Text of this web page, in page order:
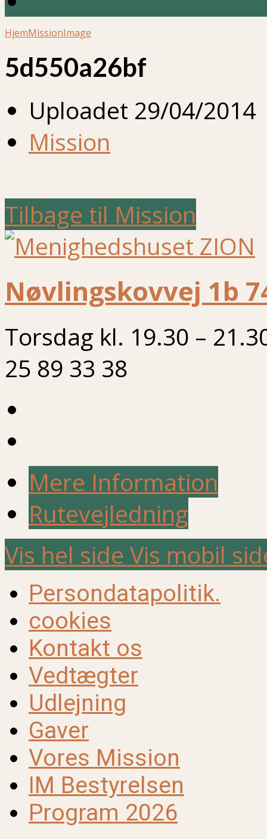
HjemMissionImage
5d550a26bf
Uploadet 29/04/2014
Mission
Tilbage til Mission
Nøvlingskovvej 1b
Torsdag kl. 19.30 –
25 89 33 38
Mere Information
Rutevejledning
Vis hel side Vis mobil
Persondatapolitik.
cookies
Kontakt os
Vedtægter
Udlejning
Gaver
Vores Mission
IM Bestyrelsen
Program 2026